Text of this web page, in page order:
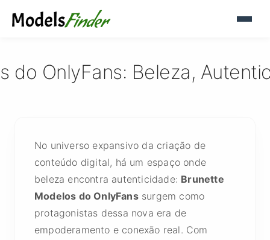
do OnlyFans: Beleza,
No universo expansivo da criação de
conteúdo digital, há um espaço onde
beleza encontra autenticidade: Brunette
Modelos do OnlyFanssurgem como
protagonistas dessa nova era de
empoderamento e conexão real. Com